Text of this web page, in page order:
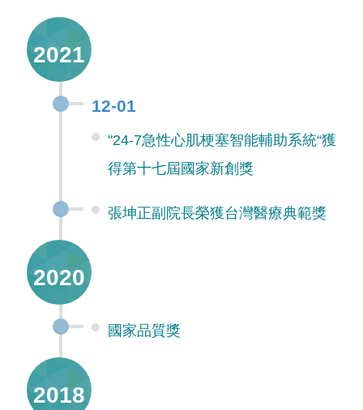
2021
12-01
"24-7急性心肌梗塞智能輔助系統“獲
得第十七屆國家新創獎
張坤正副院長榮獲台灣醫療典範獎
2020
國家品質獎
2018